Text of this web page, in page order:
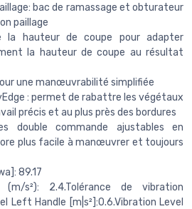
bac de ramassage et obturateur
paillage
la hauteur de coupe pour adapter
la hauteur de coupe au résultat
une manœuvrabilité simplifiée
: permet de rabattre les végétaux
précis et au plus près des bordures
double commande ajustables en
plus facile à manœuvrer et toujours
89.17
s²): 2.4.Tolérance de vibration
Left Handle [m|s²]:0.6.Vibration Level